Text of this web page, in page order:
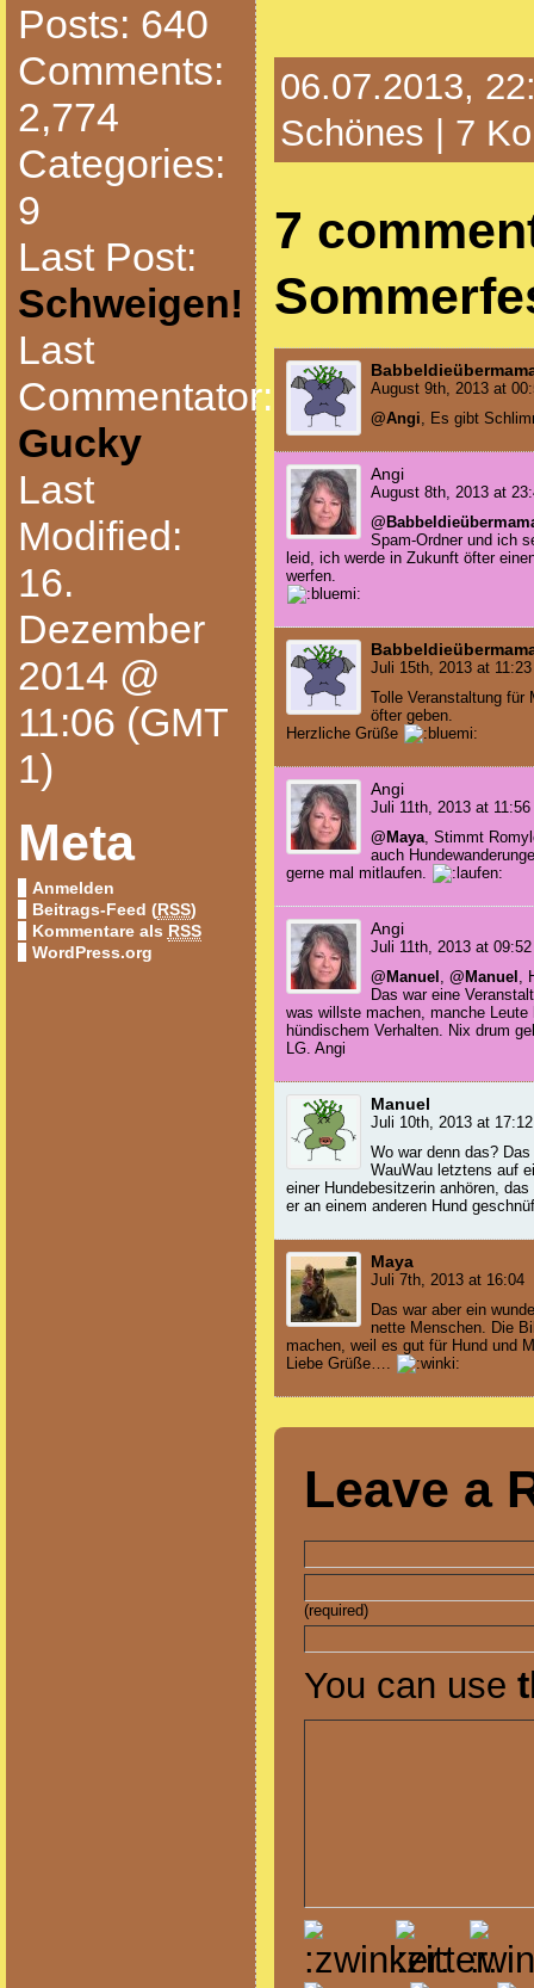
Posts: 640
Comments:
2,774
Categories:
9
Last Post:
Schweigen!
Last
Commentator:
Gucky
Last
Modified:
16.
Dezember
2014 @
11:06 (GMT
1)
Meta
Anmelden
Beitrags-Feed (RSS)
Kommentare als RSS
WordPress.org
06.07.2013,
Schönes | 7
7
August 9th, 2013 at
@Angi , Es gibt
Angi
August 8th, 2013 at
Spam-Ordner und ich
leid, ich werde in Zukunft öfter
werfen.
Juli 15th, 2013 at 11:23
Tolle Veranstaltung
öfter geben.
Herzliche Grüße
Angi
Juli 11th, 2013 at 11:56
@Maya, Stimmt
auch
gerne mal mitlaufen.
Angi
Juli 11th, 2013 at 09:52
@Manuel @Manuel
Das war eine
was willste machen, manche
hündischem Verhalten. Nix drum
LG. Angi
Manuel
Juli 10th, 2013 at 17:12
Wo war denn das?
WauWau letztens auf
einer Hundebesitzerin anhören,
er an einem anderen Hund
Maya
Juli 7th, 2013 at 16:04
Das war aber ein
nette Menschen. Die
machen, weil es gut für Hund und
Liebe Grüße….
Leave a
(required)
You can use